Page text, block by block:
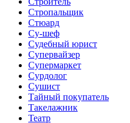
Стропальщик
Стюард
Су-шеф
Судебный юрист
Супервайзер
Супермаркет
Сурдолог
Сушист
Тайный покупатель
Такелажник
Театр